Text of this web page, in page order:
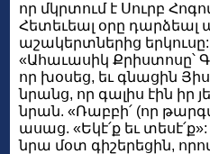
որ մկրտում է Սուրբ
Հետեւեալ օրը դարձեալ
աշակերտներից երկուսը:
«Ահաւասիկ Քրիստոսը՝
որ խօսեց, եւ գնացին
նրանց, որ գալիս էին իր
նրան. «Ռաբբի՛ (որ
ասաց. «Եկէ՛ք եւ
նրա մօտ գիշերեցին,